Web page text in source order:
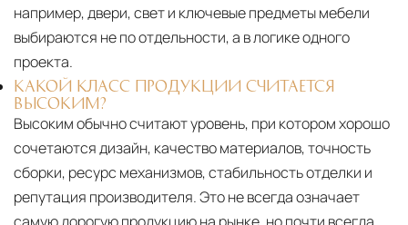
например, двери, свет и ключевые предметы мебели
выбираются не по отдельности, а в логике одного
проекта.
КАКОЙ КЛАСС ПРОДУКЦИИ СЧИТАЕТСЯ
ВЫСОКИМ?
Высоким обычно считают уровень, при котором хорошо
сочетаются дизайн, качество материалов, точность
сборки, ресурс механизмов, стабильность отделки и
репутация производителя. Это не всегда означает